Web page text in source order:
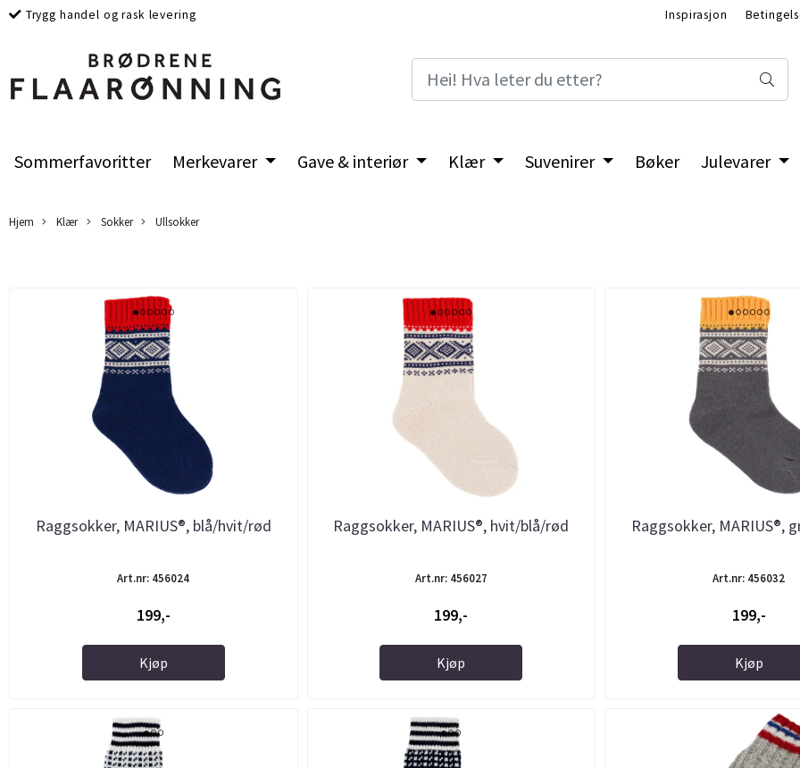
Trygg handel og rask levering Inspirasjon
Sommerfavoritter Merkevarer Gave & interiør Klær Suvenirer Bøker Julevarer
Hjem Klær Sokker Ullsokker
Raggsokker, MARIUS®, blå/hvit/rød
Art.nr: 456024
199,-
Kjøp
Raggsokker, MARIUS®, hvit/blå/rød
Art.nr: 456027
199,-
Kjøp
Raggsokker, MARIUS®,
Art.nr: 456032
199,-
Kjøp